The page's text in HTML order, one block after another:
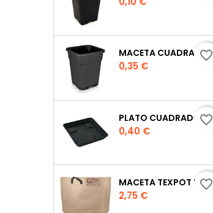
MACETA CUADRADA NEGRA
Precio
0,35 €
favorite_border
PLATO CUADRADO PARA MACETA
Precio
0,40 €
favorite_border
MACETA TEXPOT URBAN COLOR ARENA
Precio
2,75 €
favorite_border